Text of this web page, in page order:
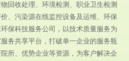
回收处理、环境检测、职业卫生检测
、污染源在线监控设备及运维、环保
保科技服务公司，以技术质量服务为
务共享平台，打破单一企业的服务瓶
所、优势企业等资源，为客户解决企